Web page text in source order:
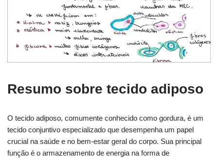
Resumo sobre tecido adiposo
O tecido adiposo, comumente conhecido como gordura, é um
tecido conjuntivo especializado que desempenha um papel
crucial na saúde e no bem-estar geral do corpo. Sua principal
função é o armazenamento de energia na forma de